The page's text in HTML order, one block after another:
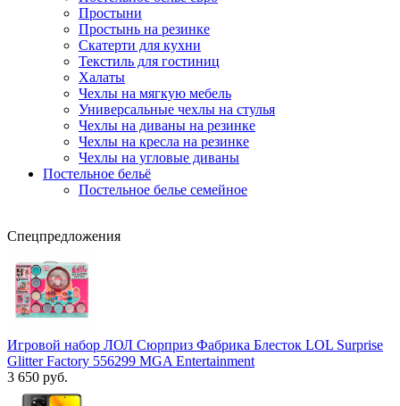
Простыни
Простынь на резинке
Скатерти для кухни
Текстиль для гостиниц
Халаты
Чехлы на мягкую мебель
Универсальные чехлы на стулья
Чехлы на диваны на резинке
Чехлы на кресла на резинке
Чехлы на угловые диваны
Постельное бельё
Постельное белье семейное
Спецпредложения
Игровой набор ЛОЛ Сюрприз Фабрика Блесток LOL Surprise
Glitter Factory 556299 MGA Entertainment
3 650 руб.